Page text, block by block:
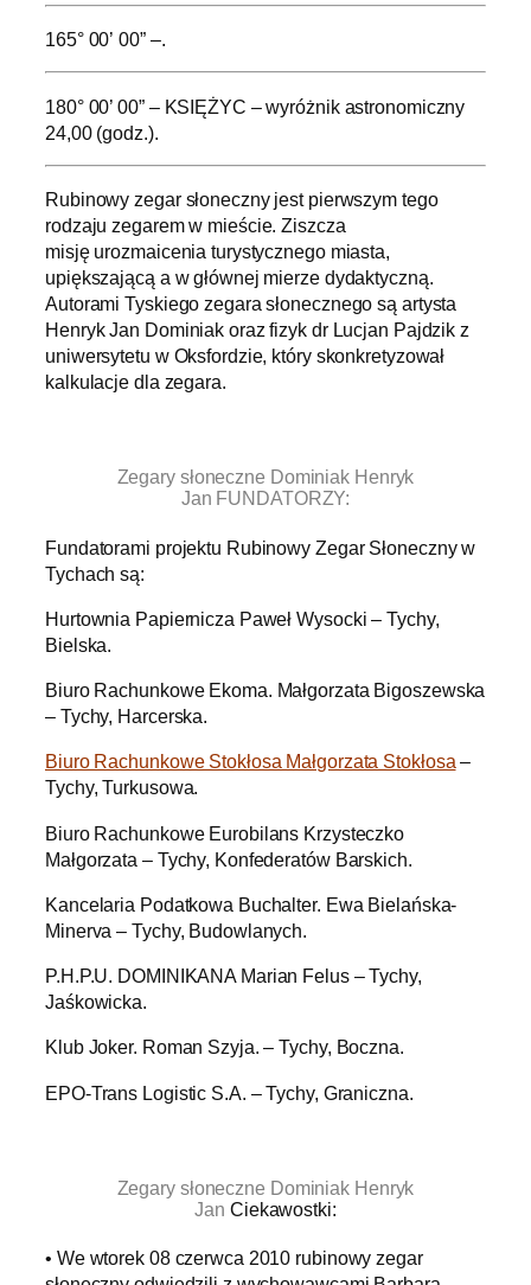
165° 00’ 00” –.
180° 00’ 00” – KSIĘŻYC – wyróżnik astronomiczny
24,00 (godz.).
Rubinowy zegar słoneczny jest pierwszym tego
rodzaju zegarem w mieście. Ziszcza
misję urozmaicenia turystycznego miasta,
upiększającą a w głównej mierze dydaktyczną.
Autorami Tyskiego zegara słonecznego są artysta
Henryk Jan Dominiak oraz fizyk dr Lucjan Pajdzik z
uniwersytetu w Oksfordzie, który skonkretyzował
kalkulacje dla zegara.
Zegary słoneczne Dominiak Henryk
Jan FUNDATORZY:
Fundatorami projektu Rubinowy Zegar Słoneczny w
Tychach są:
Hurtownia Papiernicza Paweł Wysocki – Tychy,
Bielska.
Biuro Rachunkowe Ekoma. Małgorzata Bigoszewska
– Tychy, Harcerska.
Biuro Rachunkowe Stokłosa Małgorzata Stokłosa –
Tychy, Turkusowa.
Biuro Rachunkowe Eurobilans Krzysteczko
Małgorzata – Tychy, Konfederatów Barskich.
Kancelaria Podatkowa Buchalter. Ewa Bielańska-
Minerva – Tychy, Budowlanych.
P.H.P.U. DOMINIKANA Marian Felus – Tychy,
Jaśkowicka.
Klub Joker. Roman Szyja. – Tychy, Boczna.
EPO-Trans Logistic S.A. – Tychy, Graniczna.
Zegary słoneczne Dominiak Henryk
Jan Ciekawostki:
• We wtorek 08 czerwca 2010 rubinowy zegar